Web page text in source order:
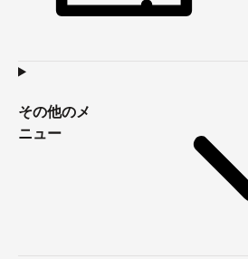
その他のメ
ニュー